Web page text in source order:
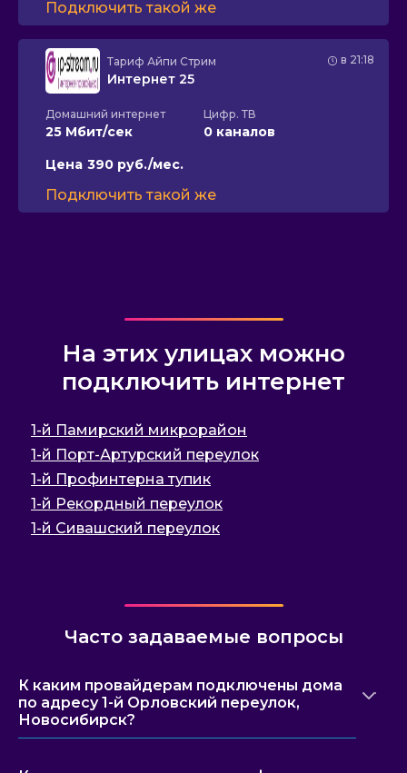
Подключить такой же
в 21:18
Тариф Айпи Стрим
Интернет 25
Домашний интернет
25 Мбит/сек
Цифр. ТВ
0 каналов
Цена 390 руб./мес.
Подключить такой же
На этих улицах можно
подключить интернет
1-й Памирский микрорайон
1-й Порт-Артурский переулок
1-й Профинтерна тупик
1-й Рекордный переулок
1-й Сивашский переулок
Часто задаваемые вопросы
К каким провайдерам подключены дома
по адресу 1-й Орловский переулок,
Новосибирск?